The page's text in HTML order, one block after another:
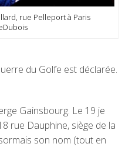
rue Pelleport à Paris
du Golfe est déclarée.
Gainsbourg. Le 19 je
rue Dauphine, siège de la
son nom (tout en